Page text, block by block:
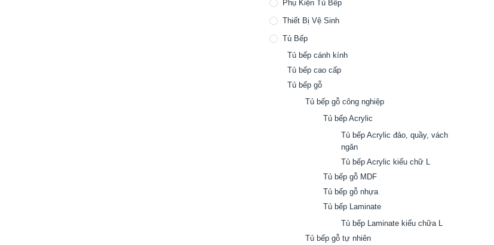
Phụ Kiện Tủ Bếp
Thiết Bị Vệ Sinh
Tủ Bếp
Tủ bếp cánh kính
Tủ bếp cao cấp
Tủ bếp gỗ
Tủ bếp gỗ công nghiệp
Tủ bếp Acrylic
Tủ bếp Acrylic đảo, quầy, vách
ngăn
Tủ bếp Acrylic kiểu chữ L
Tủ bếp gỗ MDF
Tủ bếp gỗ nhựa
Tủ bếp Laminate
Tủ bếp Laminate kiểu chữa L
Tủ bếp gỗ tự nhiên